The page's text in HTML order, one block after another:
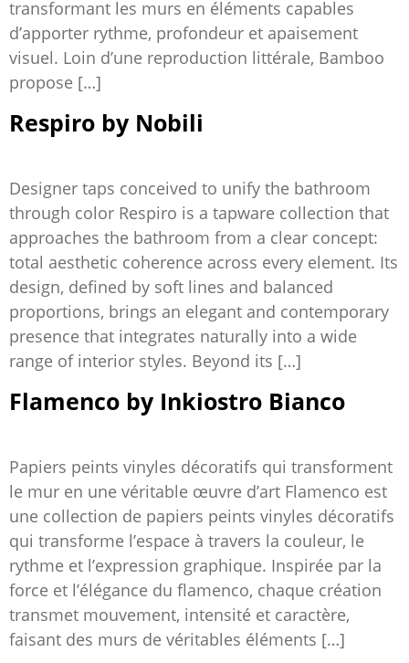
transformant les murs en éléments capables
d’apporter rythme, profondeur et apaisement
visuel. Loin d’une reproduction littérale, Bamboo
propose […]
Respiro by Nobili
Designer taps conceived to unify the bathroom
through color Respiro is a tapware collection that
approaches the bathroom from a clear concept:
total aesthetic coherence across every element. Its
design, defined by soft lines and balanced
proportions, brings an elegant and contemporary
presence that integrates naturally into a wide
range of interior styles. Beyond its […]
Flamenco by Inkiostro Bianco
Papiers peints vinyles décoratifs qui transforment
le mur en une véritable œuvre d’art Flamenco est
une collection de papiers peints vinyles décoratifs
qui transforme l’espace à travers la couleur, le
rythme et l’expression graphique. Inspirée par la
force et l’élégance du flamenco, chaque création
transmet mouvement, intensité et caractère,
faisant des murs de véritables éléments […]